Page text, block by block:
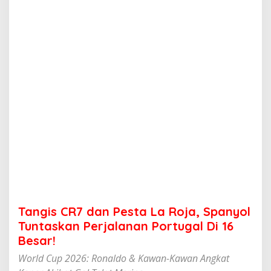
o
l
T
n
t
Tangis CR7 dan Pesta La Roja, Spanyol
Tuntaskan Perjalanan Portugal Di 16
Besar!
World Cup 2026: Ronaldo & Kawan-Kawan Angkat